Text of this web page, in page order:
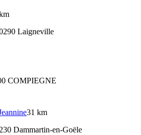
Laigneville
COMPIEGNE
31 km
Dammartin-en-Goële